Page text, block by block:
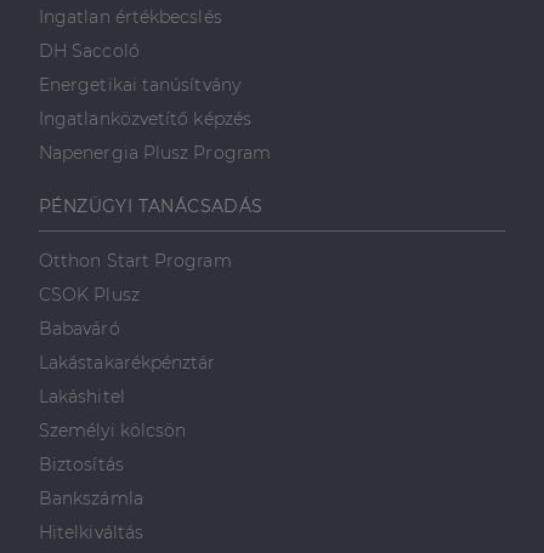
Ingatlan értékbecslés
DH Saccoló
Energetikai tanúsítvány
Ingatlanközvetítő képzés
Napenergia Plusz Program
PÉNZÜGYI TANÁCSADÁS
Otthon Start Program
CSOK Plusz
Babaváró
Lakástakarékpénztár
Lakáshitel
Személyi kölcsön
Biztosítás
Bankszámla
Hitelkiváltás